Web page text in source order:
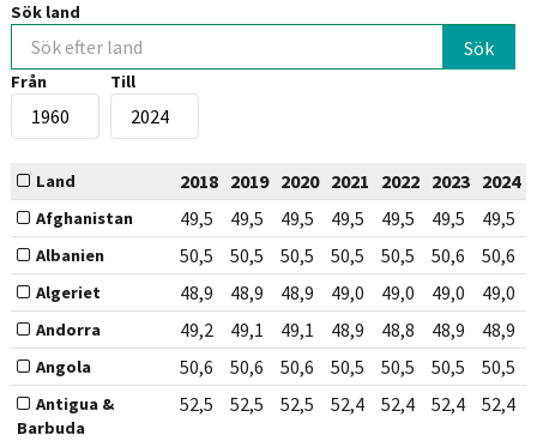
Sök land
Från Till
Land 2018 2019 2020 2021 2022 2023 2024
Afghanistan 49,5 49,5 49,5 49,5 49,5 49,5 49,5
Albanien 50,5 50,5 50,5 50,5 50,5 50,6 50,6
Algeriet 48,9 48,9 48,9 49,0 49,0 49,0 49,0
Andorra 49,2 49,1 49,1 48,9 48,8 48,9 48,9
Angola 50,6 50,6 50,6 50,5 50,5 50,5 50,5
Antigua &
Barbuda
52,5 52,5 52,5 52,4 52,4 52,4 52,4